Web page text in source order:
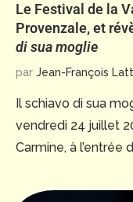
Le Festival de la
Provenzale, et
di sua moglie
par Jean-François
Il schiavo di sua
vendredi 24 juillet
Carmine, à l’entrée